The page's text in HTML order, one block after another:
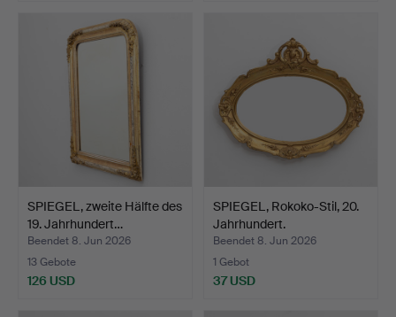
SPIEGEL, zweite Hälfte des
19. Jahrhundert…
Beendet 8. Jun 2026
13 Gebote
126 USD
SPIEGEL, Rokoko-Stil, 20.
Jahrhundert.
Beendet 8. Jun 2026
1 Gebot
37 USD